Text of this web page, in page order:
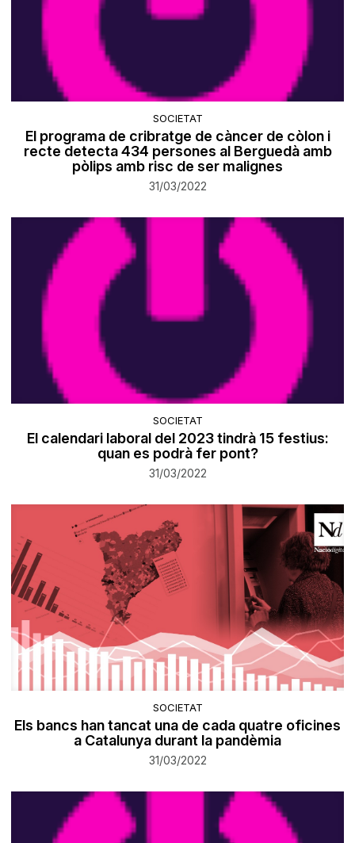
SOCIETAT
El programa de cribratge de càncer de còlon i
recte detecta 434 persones al Berguedà amb
pòlips amb risc de ser malignes
31/03/2022
SOCIETAT
El calendari laboral del 2023 tindrà 15 festius:
quan es podrà fer pont?
31/03/2022
SOCIETAT
Els bancs han tancat una de cada quatre oficines
a Catalunya durant la pandèmia
31/03/2022